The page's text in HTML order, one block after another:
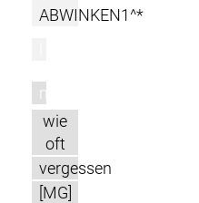
ABWINKEN1^*
m
wie
oft
vergessen
[MG]